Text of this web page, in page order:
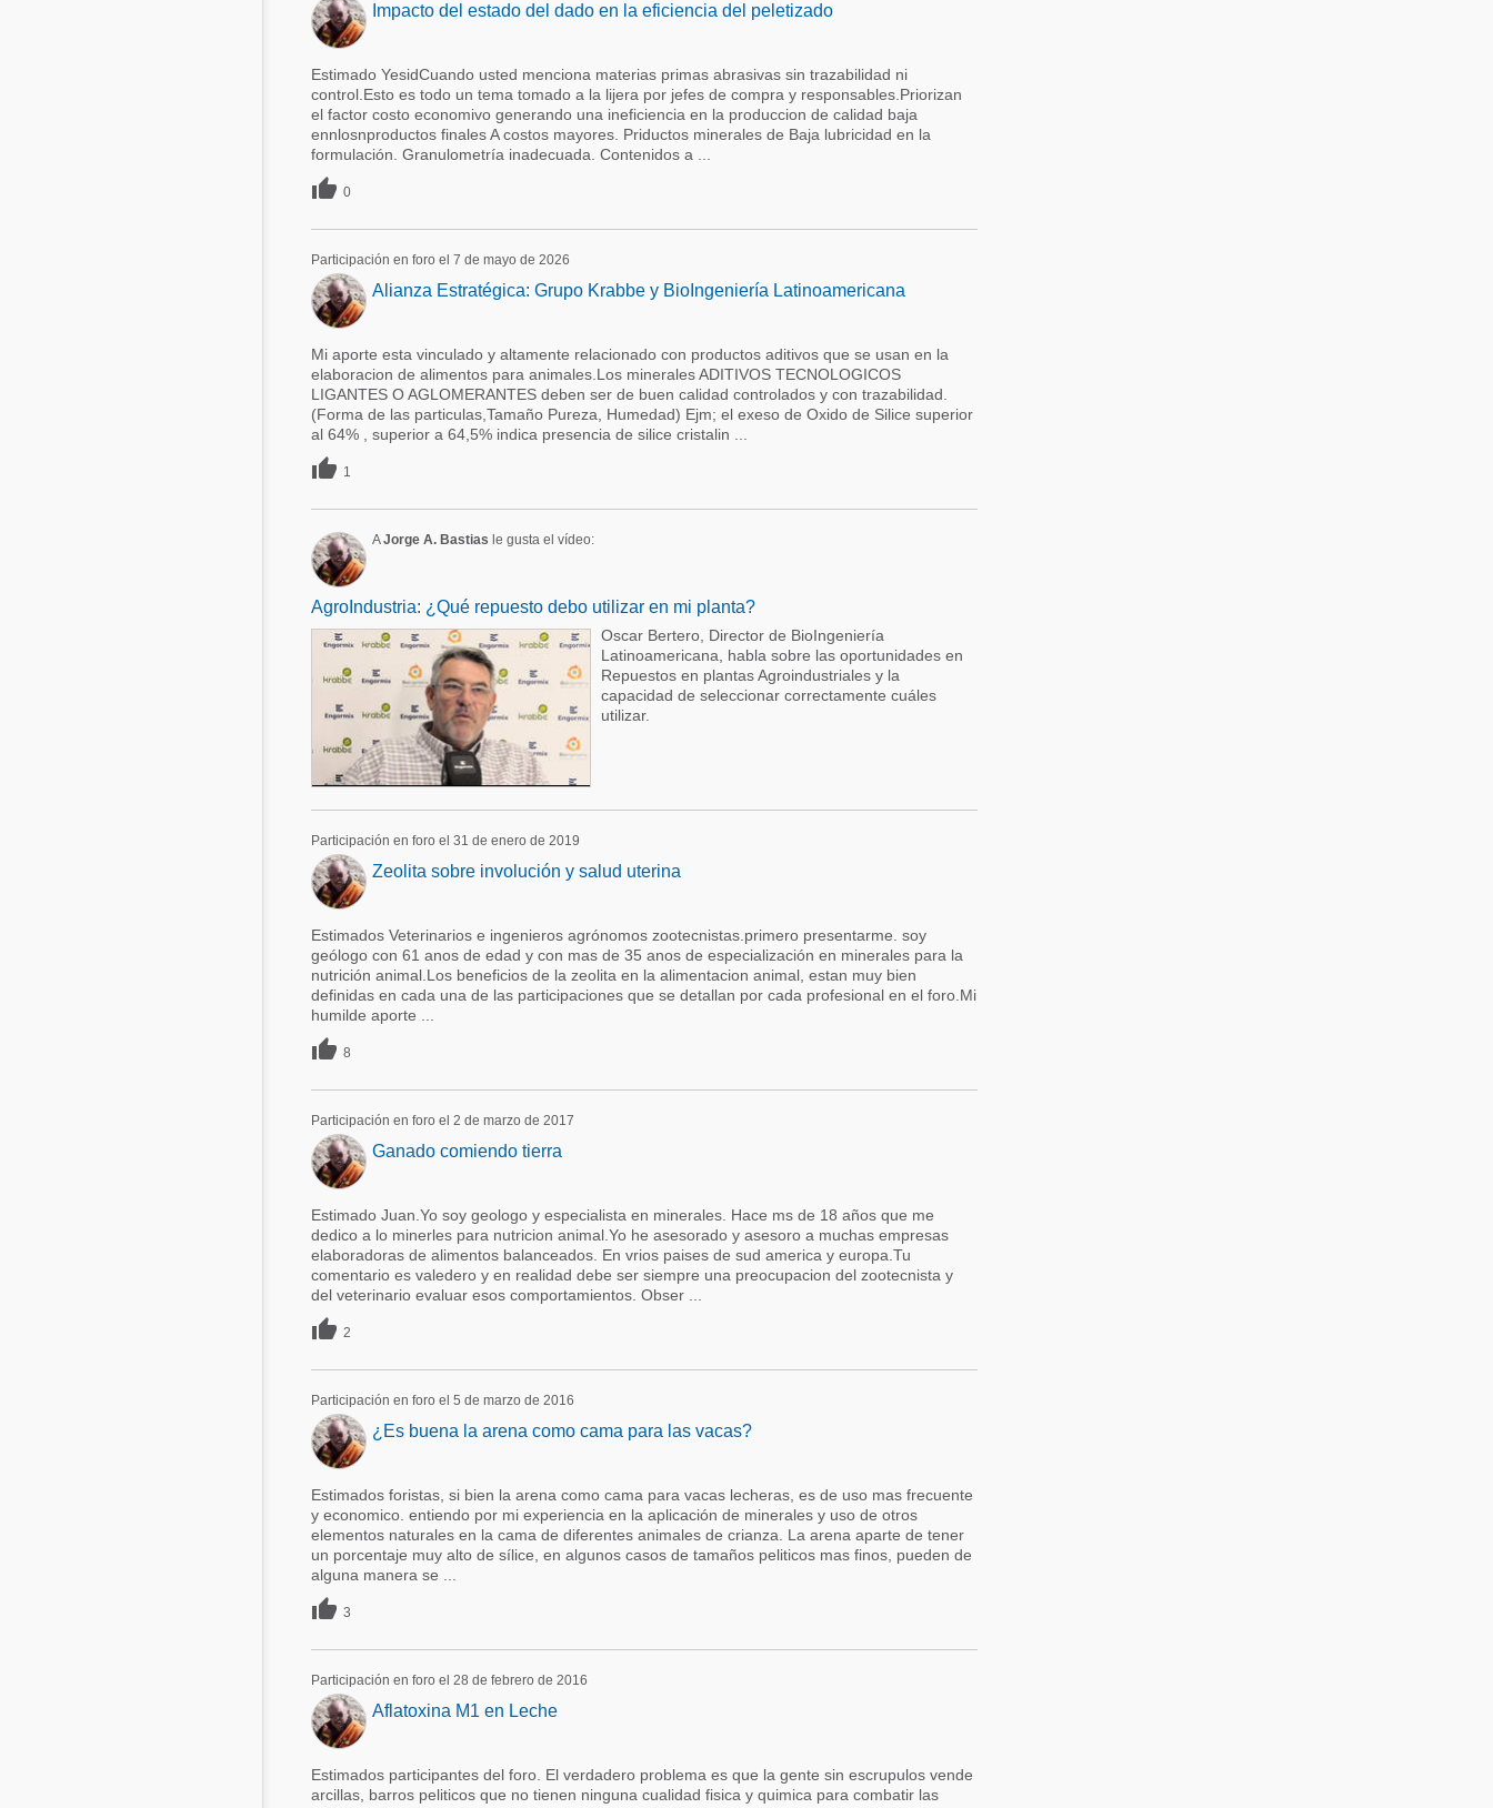
Impacto del estado del dado en la eficiencia del peletizado
Estimado YesidCuando usted menciona materias primas abrasivas sin trazabilidad ni
control.Esto es todo un tema tomado a la lijera por jefes de compra y responsables.Priorizan
el factor costo economivo generando una ineficiencia en la produccion de calidad baja
ennlosnproductos finales A costos mayores. Priductos minerales de Baja lubricidad en la
formulación. Granulometría inadecuada. Contenidos a ...
 0
Participación en foro el 7 de mayo de 2026
Alianza Estratégica: Grupo Krabbe y BioIngeniería Latinoamericana
Mi aporte esta vinculado y altamente relacionado con productos aditivos que se usan en la
elaboracion de alimentos para animales.Los minerales ADITIVOS TECNOLOGICOS
LIGANTES O AGLOMERANTES deben ser de buen calidad controlados y con trazabilidad.
(Forma de las particulas,Tamaño Pureza, Humedad) Ejm; el exeso de Oxido de Silice superior
al 64% , superior a 64,5% indica presencia de silice cristalin ...
 1
AJorge A. Bastias le gusta el vídeo:
AgroIndustria: ¿Qué repuesto debo utilizar en mi planta?
Oscar Bertero, Director de BioIngeniería
Latinoamericana, habla sobre las oportunidades en
Repuestos en plantas Agroindustriales y la
capacidad de seleccionar correctamente cuáles
utilizar.
Participación en foro el 31 de enero de 2019
Zeolita sobre involución y salud uterina
Estimados Veterinarios e ingenieros agrónomos zootecnistas.primero presentarme. soy
geólogo con 61 anos de edad y con mas de 35 anos de especialización en minerales para la
nutrición animal.Los beneficios de la zeolita en la alimentacion animal, estan muy bien
definidas en cada una de las participaciones que se detallan por cada profesional en el foro.Mi
humilde aporte ...
 8
Participación en foro el 2 de marzo de 2017
Ganado comiendo tierra
Estimado Juan.Yo soy geologo y especialista en minerales. Hace ms de 18 años que me
dedico a lo minerles para nutricion animal.Yo he asesorado y asesoro a muchas empresas
elaboradoras de alimentos balanceados. En vrios paises de sud america y europa.Tu
comentario es valedero y en realidad debe ser siempre una preocupacion del zootecnista y
del veterinario evaluar esos comportamientos. Obser ...
 2
Participación en foro el 5 de marzo de 2016
¿Es buena la arena como cama para las vacas?
Estimados foristas, si bien la arena como cama para vacas lecheras, es de uso mas frecuente
y economico. entiendo por mi experiencia en la aplicación de minerales y uso de otros
elementos naturales en la cama de diferentes animales de crianza. La arena aparte de tener
un porcentaje muy alto de sílice, en algunos casos de tamaños peliticos mas finos, pueden de
alguna manera se ...
 3
Participación en foro el 28 de febrero de 2016
Aflatoxina M1 en Leche
Estimados participantes del foro. El verdadero problema es que la gente sin escrupulos vende
arcillas, barros peliticos que no tienen ninguna cualidad fisica y quimica para combatir las